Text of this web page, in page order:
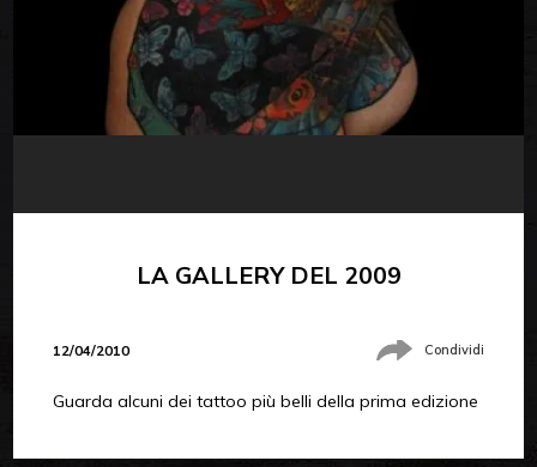
LA GALLERY DEL 2009
12/04/2010 Condividi
Guarda alcuni dei tattoo più belli della prima edizione